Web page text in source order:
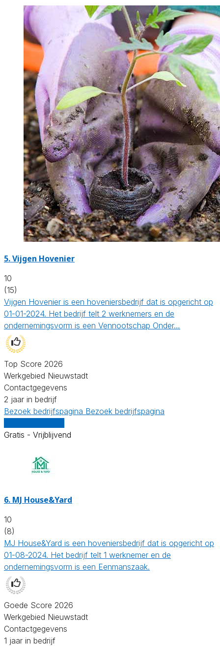
5.Vijgen Hovenier
10
(15)
Vijgen Hovenier is een hoveniersbedrijf dat is opgericht op
01-01-2024. Het bedrijf telt 2 werknemers en de
ondernemingsvorm is een Vennootschap Onder…
Top Score 2026
Werkgebied Nieuwstadt
Contactgegevens
2 jaar in bedrijf
Bezoek bedrijfspagina Bezoek bedrijfspagina
Gratis - Vrijblijvend
6. MJ House&Yard
10
(8)
MJ House&Yard is een hoveniersbedrijf dat is opgericht op
01-08-2024. Het bedrijf telt 1 werknemer en de
ondernemingsvorm is een Eenmanszaak.
Goede Score 2026
Werkgebied Nieuwstadt
Contactgegevens
1 jaar in bedrijf